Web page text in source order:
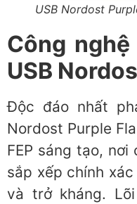
USB Nordost
Công
USB
Độc đáo nhất
Nordost Purple
FEP sáng tạo,
sắp xếp chính
và trở kháng.